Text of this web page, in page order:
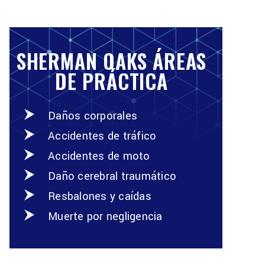
SHERMAN OAKS ÁREAS
DE PRÁCTICA
Daños corporales
Accidentes de tráfico
Accidentes de moto
Daño cerebral traumático
Resbalones y caídas
Muerte por negligencia